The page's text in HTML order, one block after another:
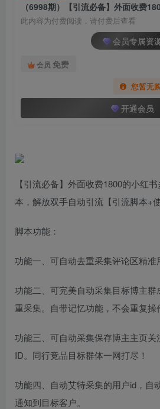
此内容为付费阅读，请付费后查看
会员专属资
会员 免费
您暂无
开通会员
【引流必备】外面收费1800的小红
本，解放双手自动引流【引流脚本+
脚本功能：
功能一、可自动去重采集评论区精准
功能二、可完美自动采集目标博主
重采集。自带记忆功能，不会重复操
功能三、可自动采集保存博主主页关
ID。同行竞品目标群体一网打尽！
功能四、自动艾特采集的用户id，自
通知到目标客户。